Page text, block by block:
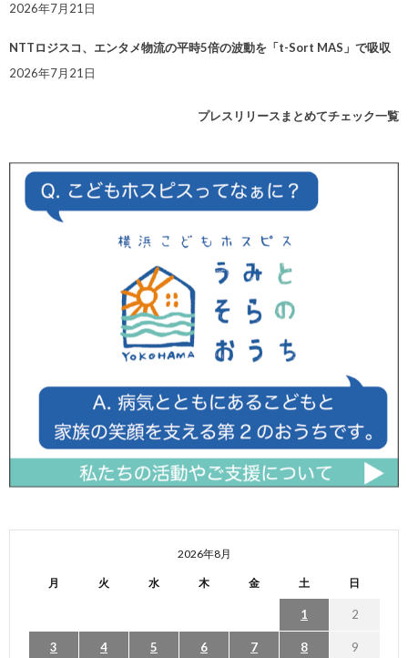
2026年7月21日
NTTロジスコ、エンタメ物流の平時5倍の波動を「t-Sort MAS」で吸収
2026年7月21日
プレスリリースまとめてチェック一覧
2026年8月
月 火 水 木 金 土 日
1 2
3 4 5 6 7 8 9